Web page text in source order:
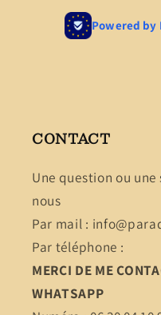
CONTACT
Une question ou
nous
Par mail :
Par téléphone :
MERCI DE ME
WHATSAPP